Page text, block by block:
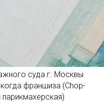
суда г. Москвы
франшиза (Chop-